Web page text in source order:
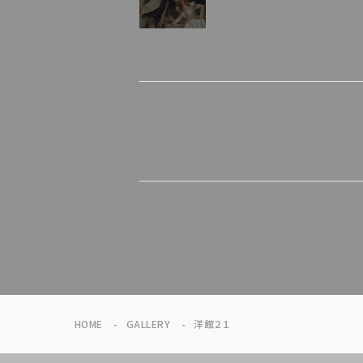
HOME GALLERY 洋館２１